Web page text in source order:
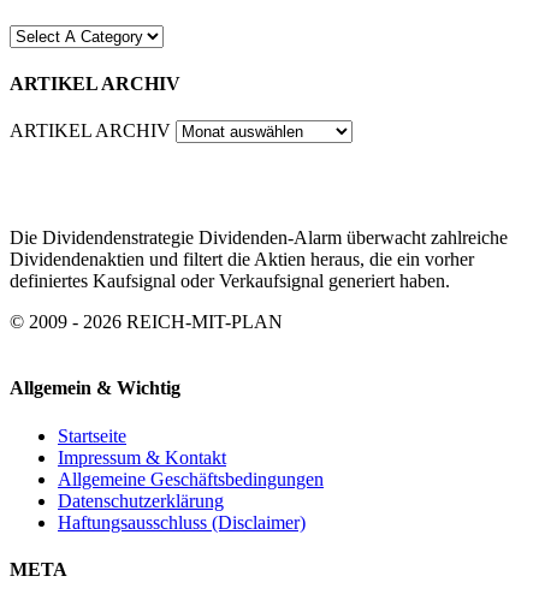
ARTIKEL ARCHIV
ARTIKEL ARCHIV
Die Dividendenstrategie Dividenden-Alarm überwacht zahlreiche
Dividendenaktien und filtert die Aktien heraus, die ein vorher
definiertes Kaufsignal oder Verkaufsignal generiert haben.
© 2009 - 2026 REICH-MIT-PLAN
Allgemein & Wichtig
Startseite
Impressum & Kontakt
Allgemeine Geschäftsbedingungen
Datenschutzerklärung
Haftungsausschluss (Disclaimer)
META